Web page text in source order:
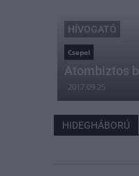
HÍVOGATÓ
Csepel
Atombiztos
2017.09.25
HIDEGHÁBORÚ